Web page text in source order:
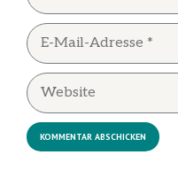
E-
Mail-
Adresse
Website